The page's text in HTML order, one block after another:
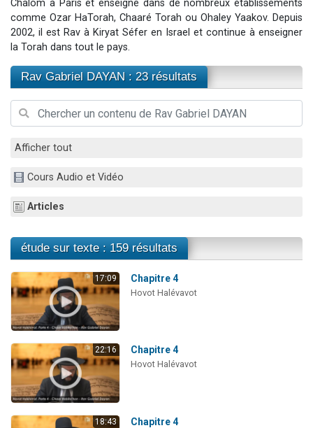
4 personnes viennent de nous rejoindre sur WhatsApp
Il reste 49 places pour étudier en groupe sur Zoom
Eva vient de donner son Maasser
Chalom à Paris et enseigne dans de nombreux établissements
comme Ozar HaTorah, Chaaré Torah ou Ohaley Yaakov. Depuis
2002, il est Rav à Kiryat Séfer en Israel et continue à enseigner
la Torah dans tout le pays.
Rav Gabriel DAYAN : 23 résultats
Afficher tout
Cours Audio et Vidéo
Articles
étude sur texte : 159 résultats
17:09 Chapitre 4
Hovot Halévavot
22:16 Chapitre 4
Hovot Halévavot
18:43 Chapitre 4